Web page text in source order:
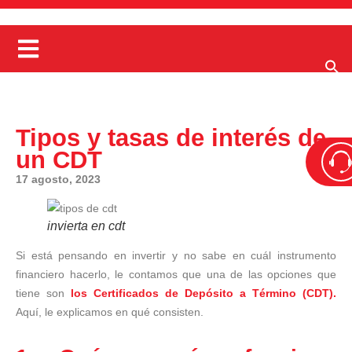
Tipos y tasas de interés de
un CDT
17 agosto, 2023
invierta en cdt
Si está pensando en invertir y no sabe en cuál instrumento
financiero hacerlo, le contamos que una de las opciones que
tiene son los Certificados de Depósito a Término (CDT).
Aquí, le explicamos en qué consisten.